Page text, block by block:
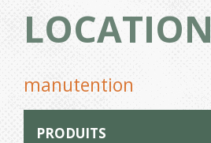
LOCATION
manutention
PRODUITS